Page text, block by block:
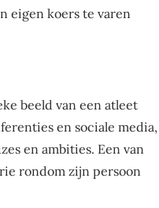
eigen koers te varen
beeld van een atleet
en sociale media,
en ambities. Een van
rondom zijn persoon